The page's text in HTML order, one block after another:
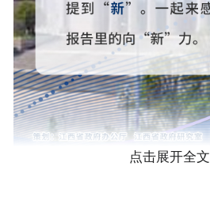
点击展开全文